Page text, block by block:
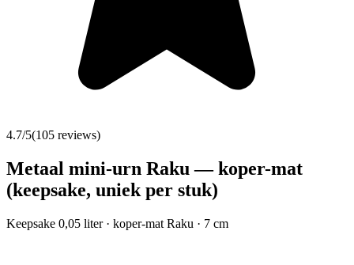
4.7/5(105 reviews)
Metaal mini-urn Raku — koper-mat
(keepsake, uniek per stuk)
Keepsake 0,05 liter · koper-mat Raku · 7 cm